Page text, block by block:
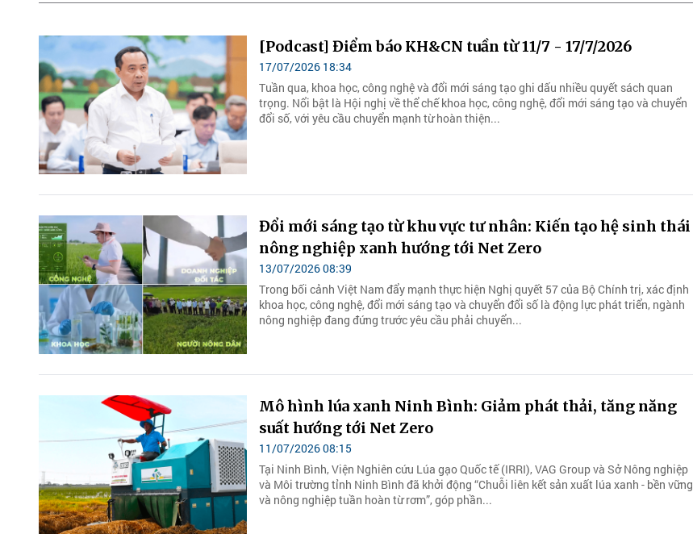
[Podcast] Điểm báo KH&CN tuần từ 11/7 - 17/7/2026
17/07/2026 18:34
Tuần qua, khoa học, công nghệ và đổi mới sáng tạo ghi dấu nhiều quyết sách quan
trọng. Nổi bật là Hội nghị về thể chế khoa học, công nghệ, đổi mới sáng tạo và chuyển
đổi số, với yêu cầu chuyển mạnh từ hoàn thiện...
Đổi mới sáng tạo từ khu vực tư nhân: Kiến tạo hệ sinh thái
nông nghiệp xanh hướng tới Net Zero
13/07/2026 08:39
Trong bối cảnh Việt Nam đẩy mạnh thực hiện Nghị quyết 57 của Bộ Chính trị, xác định
khoa học, công nghệ, đổi mới sáng tạo và chuyển đổi số là động lực phát triển, ngành
nông nghiệp đang đứng trước yêu cầu phải chuyển...
Mô hình lúa xanh Ninh Bình: Giảm phát thải, tăng năng
suất hướng tới Net Zero
11/07/2026 08:15
Tại Ninh Bình, Viện Nghiên cứu Lúa gạo Quốc tế (IRRI), VAG Group và Sở Nông nghiệp
và Môi trường tỉnh Ninh Bình đã khởi động “Chuỗi liên kết sản xuất lúa xanh - bền vững
và nông nghiệp tuần hoàn từ rơm”, góp phần...